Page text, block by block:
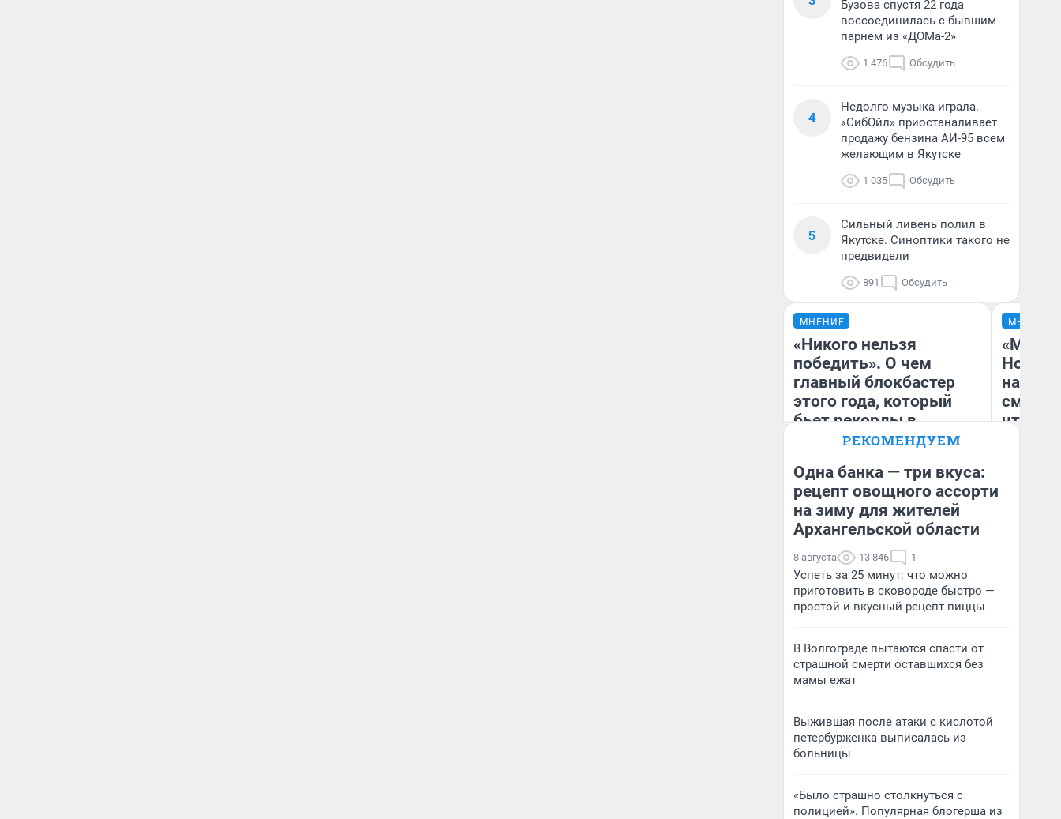
Бузова спустя 22 года
воссоединилась с бывшим
парнем из «ДОМа-2»
1 476 Обсудить
4
Недолго музыка играла.
«СибОйл» приостаналивает
продажу бензина АИ-95 всем
желающим в Якутске
1 035 Обсудить
5
Сильный ливень полил в
Якутске. Синоптики такого не
предвидели
891 Обсудить
МНЕНИЕ
«Никого нельзя
победить». О чем
главный блокбастер
этого года, который
бьет рекорды в
прокате: честный
Нолана
Стас Соколов
Эксперт
МНЕНИЕ
«Мы
чтобы
РЕКОМЕНДУЕМ
Одна банка — три вкуса:
рецепт овощного ассорти
на зиму для жителей
Архангельской области
8 августа 13 846 1
Успеть за 25 минут: что можно
приготовить в сковороде быстро —
простой и вкусный рецепт пиццы
В Волгограде пытаются спасти от
страшной смерти оставшихся без
мамы ежат
Выжившая после атаки с кислотой
петербурженка выписалась из
больницы
«Было страшно столкнуться с
полицией». Популярная блогерша из